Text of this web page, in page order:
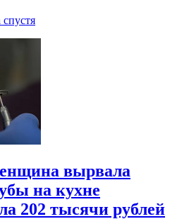
спустя
вырвала
на кухне
202 тысячи рублей